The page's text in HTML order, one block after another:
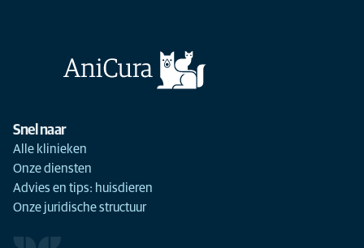
Snel naar
Alle klinieken
Onze diensten
Advies en tips: huisdieren
Onze juridische structuur